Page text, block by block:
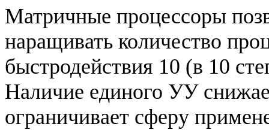
Матричные процессоры
наращивать количество
быстродействия 10 (в 10
Наличие единого УУ
ограничивает сферу